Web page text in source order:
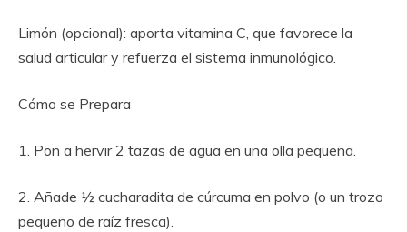
Limón (opcional): aporta vitamina C, que favorece la
salud articular y refuerza el sistema inmunológico.
Cómo se Prepara
1. Pon a hervir 2 tazas de agua en una olla pequeña.
2. Añade ½ cucharadita de cúrcuma en polvo (o un trozo
pequeño de raíz fresca).